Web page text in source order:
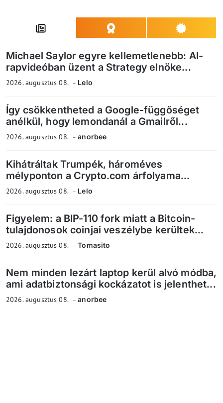
Michael Saylor egyre kellemetlenebb: AI-
rapvideóban üzent a Strategy elnöke...
2026. augusztus 08. Lelo
Így csökkentheted a Google-függőséget
anélkül, hogy lemondanál a Gmailről...
2026. augusztus 08. anorbee
Kihátráltak Trumpék, hároméves
mélyponton a Crypto.com árfolyama...
2026. augusztus 08. Lelo
Figyelem: a BIP-110 fork miatt a Bitcoin-
tulajdonosok coinjai veszélybe kerültek...
2026. augusztus 08. Tomasito
Nem minden lezárt laptop kerül alvó módba,
ami adatbiztonsági kockázatot is jelenthet...
2026. augusztus 08. anorbee